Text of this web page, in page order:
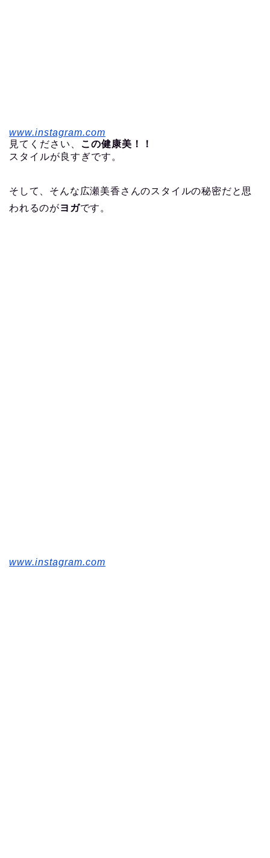
www.instagram.com
見てください、 この健康美！！
スタイルが良すぎです。
そして、そんな広瀬美香さんのスタイルの秘密だと思
われるのがヨガです。
www.instagram.com